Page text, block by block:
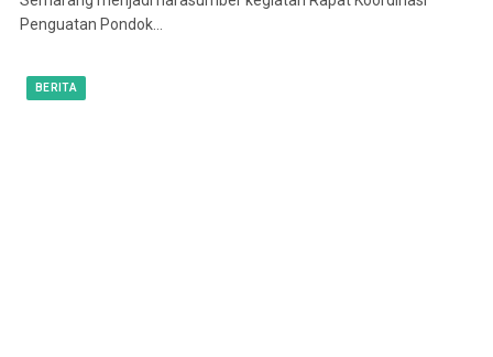
Penguatan Pondok…
BERITA